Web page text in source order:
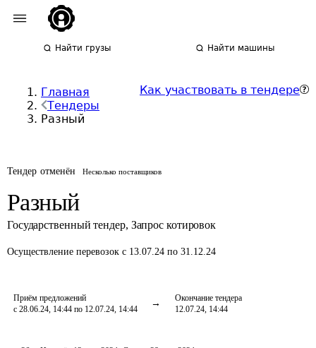
Найти грузы Найти машины
Главная
Тендеры
Разный
Как участвовать в тендере
Тендер отменён Несколько поставщиков
Разный
Государственный тендер, Запрос котировок
Осуществление перевозок с 13.07.24 по 31.12.24
Приём предложений
с 28.06.24, 14:44 по 12.07.24, 14:44
Окончание тендера
12.07.24, 14:44